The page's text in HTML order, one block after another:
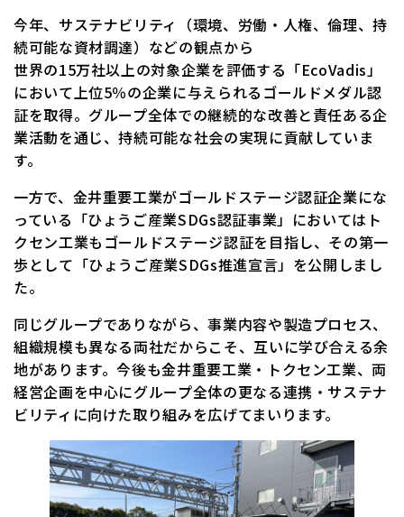
今年、サステナビリティ（環境、労働・人権、倫理、持
続可能な資材調達）などの観点から
世界の15万社以上の対象企業を評価する「EcoVadis」
において上位5％の企業に与えられるゴールドメダル認
証を取得。グループ全体での継続的な改善と責任ある企
業活動を通じ、持続可能な社会の実現に貢献していま
す。
一方で、金井重要工業がゴールドステージ認証企業にな
っている「ひょうご産業SDGs認証事業」においてはト
クセン工業もゴールドステージ認証を目指し、その第一
歩として「ひょうご産業SDGs推進宣言」を公開しまし
た。
同じグループでありながら、事業内容や製造プロセス、
組織規模も異なる両社だからこそ、互いに学び合える余
地があります。今後も金井重要工業・トクセン工業、両
経営企画を中心にグループ全体の更なる連携・サステナ
ビリティに向けた取り組みを広げてまいります。